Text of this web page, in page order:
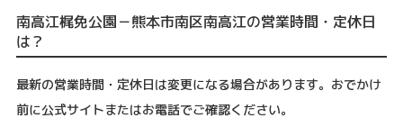
南高江梶免公園－熊本市南区南高江の営業時間・定休日
は？
最新の営業時間・定休日は変更になる場合があります。おでかけ
前に公式サイトまたはお電話でご確認ください。